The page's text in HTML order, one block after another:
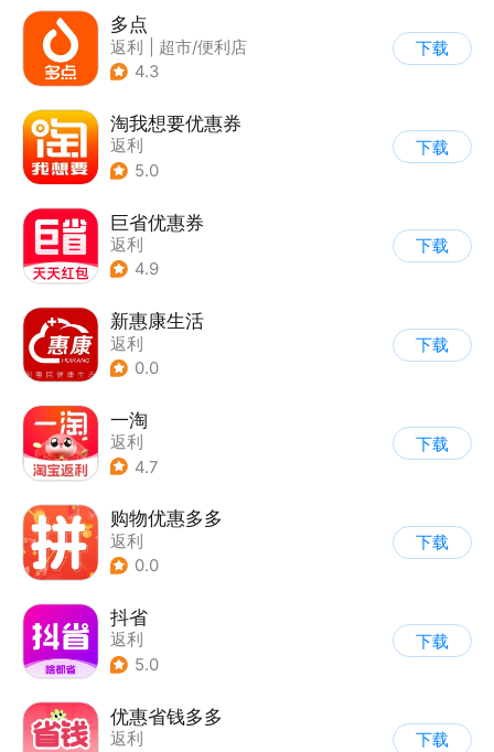
多点
返利
超市/便利店
| 生鲜/买菜
4.3
下载
淘我想要优惠券
返利
5.0
下载
巨省优惠券
返利
4.9
下载
新惠康生活
返利
0.0
下载
一淘
返利
4.7
下载
购物优惠多多
返利
0.0
下载
抖省
返利
5.0
下载
优惠省钱多多
返利
下载